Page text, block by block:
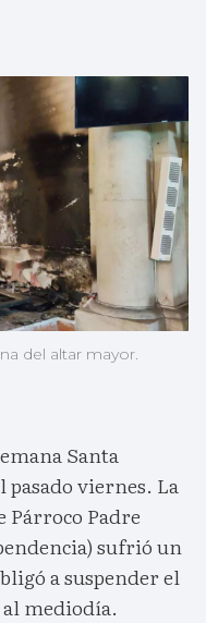
del altar mayor.
Santa
viernes. La
Párroco Padre
sufrió un
a suspender el
mediodía.